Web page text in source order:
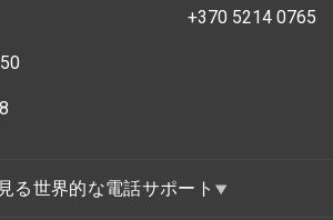
+370 5214 0765
る世界的な電話サポート